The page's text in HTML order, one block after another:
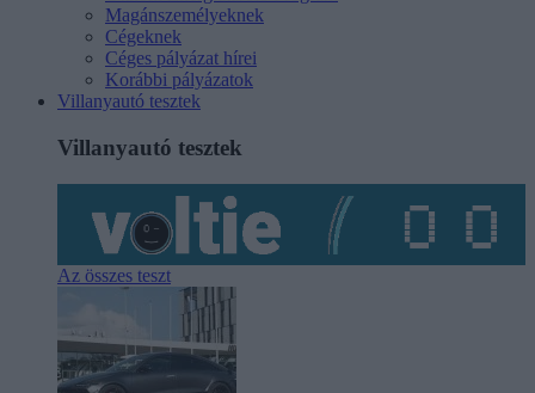
Magánszemélyeknek
Cégeknek
Céges pályázat hírei
Korábbi pályázatok
Villanyautó tesztek
Villanyautó tesztek
Az összes teszt